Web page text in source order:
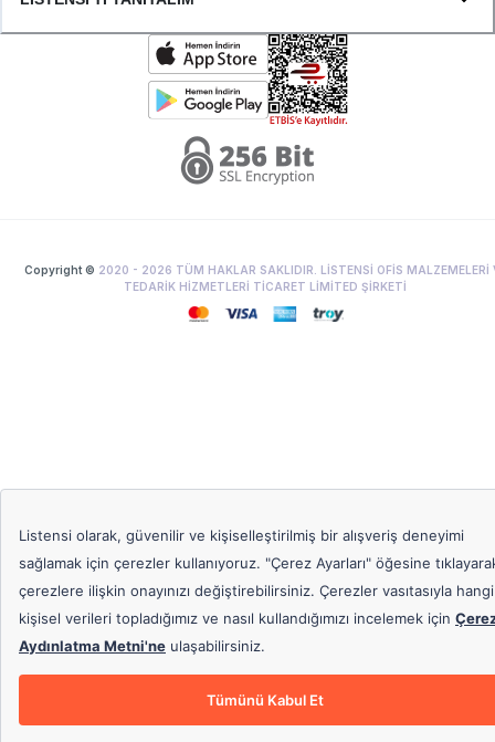
Copyright © 2020 - 2026 TÜM HAKLAR SAKLIDIR. LİSTENSİ OFİS MALZEMELERİ
TEDARİK HİZMETLERİ TİCARET LİMİTED ŞİRKETİ